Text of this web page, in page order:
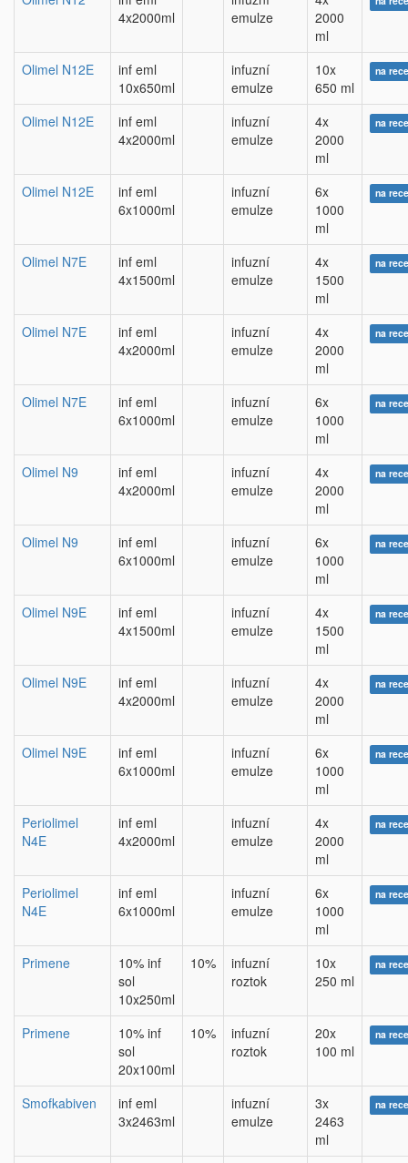
4x2000ml
emulze
2000
ml
Olimel N12E
inf eml
10x650ml
infuzní
emulze
10x
650 ml
na
Olimel N12E
inf eml
4x2000ml
infuzní
emulze
4x
2000
ml
na
Olimel N12E
inf eml
6x1000ml
infuzní
emulze
6x
1000
ml
na
Olimel N7E
inf eml
4x1500ml
infuzní
emulze
4x
1500
ml
na
Olimel N7E
inf eml
4x2000ml
infuzní
emulze
4x
2000
ml
na
Olimel N7E
inf eml
6x1000ml
infuzní
emulze
6x
1000
ml
na
Olimel N9
inf eml
4x2000ml
infuzní
emulze
4x
2000
ml
na
Olimel N9
inf eml
6x1000ml
infuzní
emulze
6x
1000
ml
na
Olimel N9E
inf eml
4x1500ml
infuzní
emulze
4x
1500
ml
na
Olimel N9E
inf eml
4x2000ml
infuzní
emulze
4x
2000
ml
na
Olimel N9E
inf eml
6x1000ml
infuzní
emulze
6x
1000
ml
na
Periolimel
N4E
inf eml
4x2000ml
infuzní
emulze
4x
2000
ml
na
Periolimel
N4E
inf eml
6x1000ml
infuzní
emulze
6x
1000
ml
na
Primene
10% inf
sol
10x250ml
10%
infuzní
roztok
10x
250 ml
na
Primene
10% inf
sol
20x100ml
10%
infuzní
roztok
20x
100 ml
na
Smofkabiven
inf eml
3x2463ml
infuzní
emulze
3x
2463
ml
na